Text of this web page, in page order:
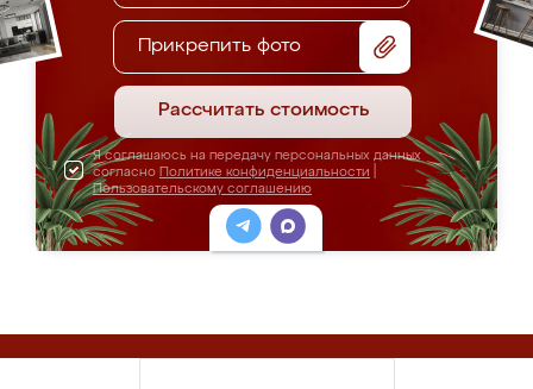
Прикрепить фото
Рассчитать стоимость
Я соглашаюсь на передачу персональных данных
согласно Политике конфиденциальности
Пользовательскому соглашению